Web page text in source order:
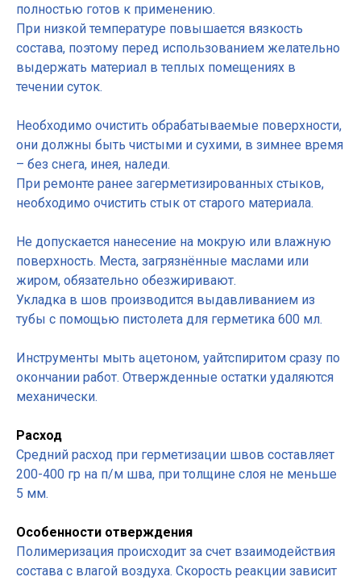
полностью готов к применению.
При низкой температуре повышается вязкость
состава, поэтому перед использованием желательно
выдержать материал в теплых помещениях в
течении суток.
Необходимо очистить обрабатываемые поверхности,
они должны быть чистыми и сухими, в зимнее время
– без снега, инея, наледи.
При ремонте ранее загерметизированных стыков,
необходимо очистить стык от старого материала.
Не допускается нанесение на мокрую или влажную
поверхность. Места, загрязнённые маслами или
жиром, обязательно обезжиривают.
Укладка в шов производится выдавливанием из
тубы с помощью пистолета для герметика 600 мл.
Инструменты мыть ацетоном, уайтспиритом сразу по
окончании работ. Отвержденные остатки удаляются
механически.
Расход
Средний расход при герметизации швов составляет
200-400 гр на п/м шва, при толщине слоя не меньше
5 мм.
Особенности отверждения
Полимеризация происходит за счет взаимодействия
состава с влагой воздуха. Скорость реакции зависит